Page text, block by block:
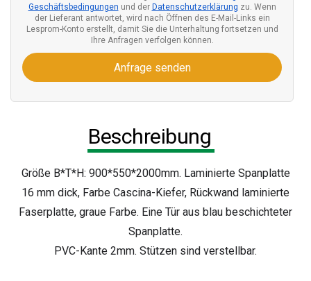
Geschäftsbedingungen und der Datenschutzerklärung zu. Wenn
der Lieferant antwortet, wird nach Öffnen des E-Mail-Links ein
Lesprom-Konto erstellt, damit Sie die Unterhaltung fortsetzen und
Ihre Anfragen verfolgen können.
Anfrage senden
Beschreibung
Größe B*T*H: 900*550*2000mm. Laminierte Spanplatte
16 mm dick, Farbe Cascina-Kiefer, Rückwand laminierte
Faserplatte, graue Farbe. Eine Tür aus blau beschichteter
Spanplatte.
PVC-Kante 2mm. Stützen sind verstellbar.